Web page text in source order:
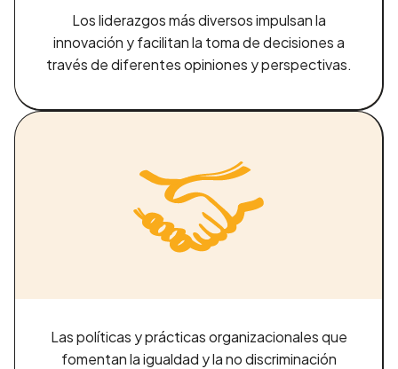
Los liderazgos más diversos impulsan la
innovación y facilitan la toma de decisiones a
través de diferentes opiniones y perspectivas.
Las políticas y prácticas organizacionales que
fomentan la igualdad y la no discriminación
¡Tu solicitud ha sido
¡Gracias por tu interés!
Nos comunicaremos contigo tan pronto como
Aceptar